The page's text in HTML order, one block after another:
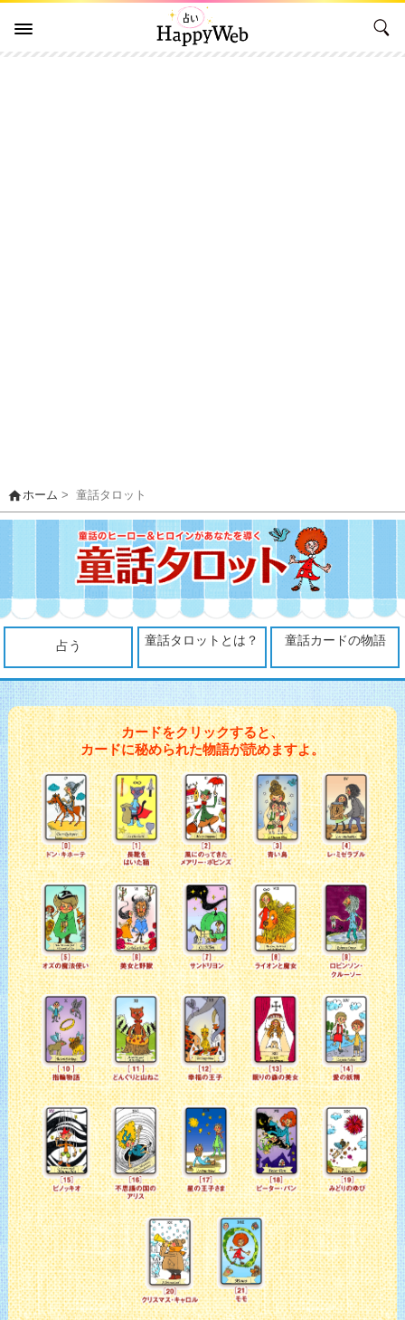
homeホーム > 童話タロット
占う 童話タロット とは？ 童話カードの物語
カードをクリックすると、
カードに秘められた物語が読めますよ。